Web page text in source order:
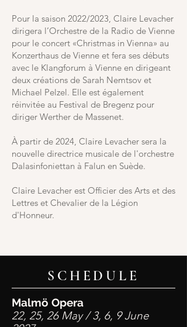
Pour la saison 2022/2023, Claire Levacher
dirigera l’Orchestre de la Radio de Vienne
pour le concert «Christmas in Vienna» au
Konzerthaus de Vienne et fera ses débuts
avec le Klangforum à Vienne en dirigeant
deux créations de Sarah Nemtsov et
Michael Pelzel. Elle est également
réinvitée au Festival de Bregenz pour
diriger Werther de Massenet.
À partir de 2024, Claire Levacher sera la
nouvelle directrice musicale de l'orchestre
Dalasinfoniettan à Falun en Suède.
Claire Levacher est Officier des Arts et des
Lettres et Chevalier de la Légion
d'Honneur.
SCHEDULE
Malmö Opera
22, 25, 26 May / 3, 6, 9 June